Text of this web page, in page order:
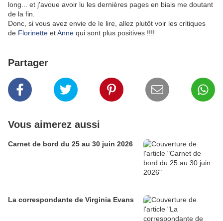
long... et j'avoue avoir lu les dernières pages en biais me doutant
de la fin.
Donc, si vous avez envie de le lire, allez plutôt voir les critiques
de Florinette etAnne qui sont plus positives !!!!
Partager
Vous aimerez aussi
Carnet de bord du 25 au 30 juin 2026
La correspondante de Virginia Evans